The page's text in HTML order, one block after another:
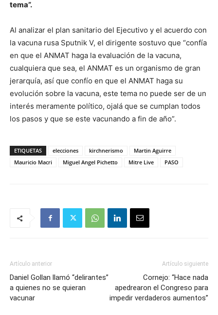
tema”.
Al analizar el plan sanitario del Ejecutivo y el acuerdo con
la vacuna rusa Sputnik V, el dirigente sostuvo que “confía
en que el ANMAT haga la evaluación de la vacuna,
cualquiera que sea, el ANMAT es un organismo de gran
jerarquía, así que confío en que el ANMAT haga su
evolución sobre la vacuna, este tema no puede ser de un
interés meramente político, ojalá que se cumplan todos
los pasos y que se este vacunando a fin de año”.
ETIQUETAS elecciones kirchnerismo
Martin Aguirre
Mauricio Macri
Miguel Angel Pichetto Mitre Live PASO
Artículo anterior
Daniel Gollan llamó “delirantes”
a quienes no se quieran
vacunar
Artículo siguiente
Cornejo: “Hace nada
apedrearon el Congreso para
impedir verdaderos aumentos”